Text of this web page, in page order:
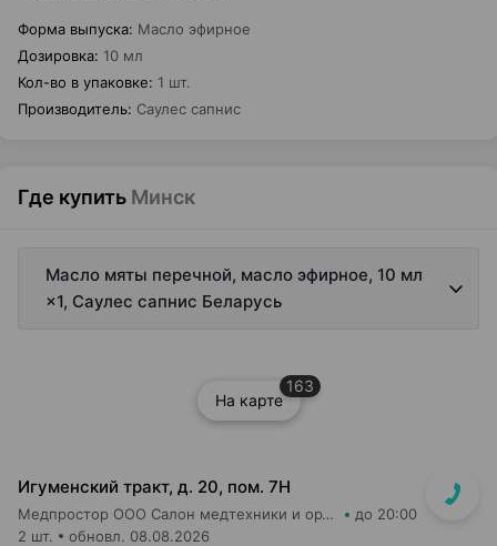
Форма выпуска: Масло эфирное
Дозировка: 10 мл
Кол-во в упаковке: 1 шт.
Производитель: Саулес сапнис
Где купить Минск
Масло мяты перечной, масло эфирное, 10 мл
×1, Саулес сапнис Беларусь
На карте
163
Игуменский тракт, д. 20, пом. 7Н
Медпростор ООО Салон медтехники и ортопедии №4 до 20:00
2 шт. обновл. 08.08.2026